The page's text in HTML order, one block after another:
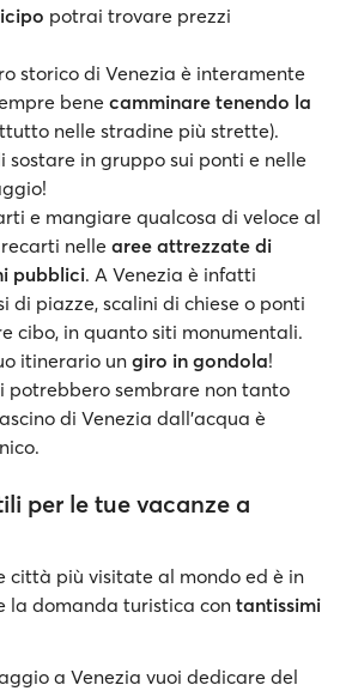
potrai trovare prezzi
storico di Venezia è interamente
bene camminare tenendo la
nelle stradine più strette).
sostare in gruppo sui ponti e nelle
e mangiare qualcosa di veloce al
nelle aree attrezzate di
pubblici. A Venezia è infatti
di piazze, scalini di chiese o ponti
cibo, in quanto siti monumentali.
itinerario ungiro in gondola!
potrebbero sembrare non tanto
di Venezia dall’acqua è
per le tue vacanze a
città più visitate al mondo ed è in
la domanda turistica con tantissimi
a Venezia vuoi dedicare del